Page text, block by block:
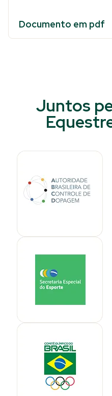
Documento em pdf
Juntos